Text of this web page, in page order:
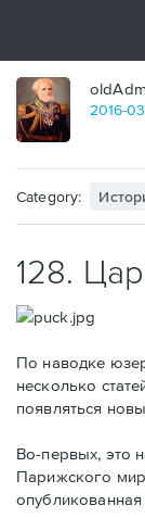
2016-03
Category:
128.
По наводке
несколько
появляться
Во-первых, это
Парижского